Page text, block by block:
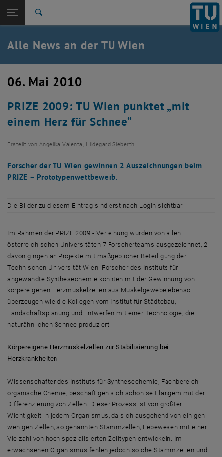
TU Login
Quicklinks
Quicklinks-Menü umschalten
Studium
Karriere
Zurück: Subseiten von TU Wien Startseite auflisten
Zurück zur letzten Ebene:
TU Wien Startseite
Übersicht
Alle News an der TU Wien
06. Mai 2010
PRIZE 2009: TU Wien punktet „mit
einem Herz für Schnee“
Erstellt von Angelika Valenta, Hildegard Sieberth
Forscher der TU Wien gewinnen 2 Auszeichnungen beim
PRIZE – Prototypenwettbewerb.
Die Bilder zu diesem Eintrag sind erst nach Login sichtbar.
Im Rahmen der PRIZE 2009 - Verleihung wurden von allen
österreichischen Universitäten 7 Forscherteams ausgezeichnet, 2
davon gingen an Projekte mit maßgeblicher Beteiligung der
Technischen Universität Wien. Forscher des Instituts für
angewandte Synthesechemie konnten mit der Gewinnung von
körpereigenen Herzmuskelzellen aus Muskelgewebe ebenso
überzeugen wie die Kollegen vom Institut für Städtebau,
Landschaftsplanung und Entwerfen mit einer Technologie, die
naturähnlichen Schnee produziert.
Körpereigene Herzmuskelzellen zur Stabilisierung bei
Herzkrankheiten
Wissenschafter des Instituts für Synthesechemie, Fachbereich
organische Chemie, beschäftigen sich schon seit langem mit der
Differenzierung von Zellen. Dieser Prozess ist von größter
Wichtigkeit in jedem Organismus, da sich ausgehend von einigen
wenigen Zellen, so genannten Stammzellen, Lebewesen mit einer
Vielzahl von hoch spezialisierten Zelltypen entwickeln. Im
erwachsenen Organismus fehlen jedoch solche Stammzellen und